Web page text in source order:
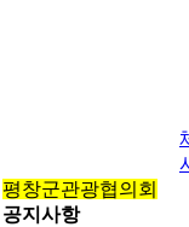
평창군관광협의회
공지사항